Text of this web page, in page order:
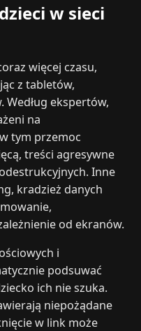
w sieci
więcej czasu,
z tabletów,
ekspertów,
na
tym przemoc
treści agresywne
Inne
kradzież danych
od ekranów.
i
podsuwać
ich nie szuka.
niepożądane
w link może